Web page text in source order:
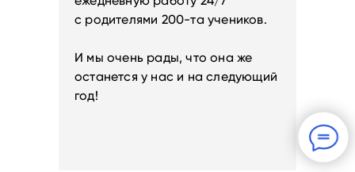
с родителями 200-та учеников.
И мы очень рады, что она же
останется у нас и на следующий
год!